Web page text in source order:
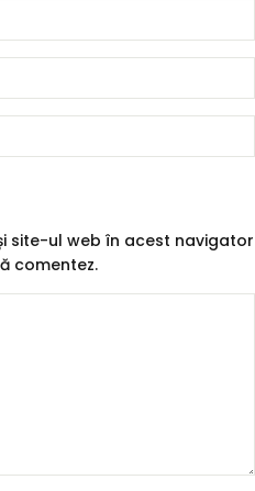
site-ul web în acest navigator
comentez.